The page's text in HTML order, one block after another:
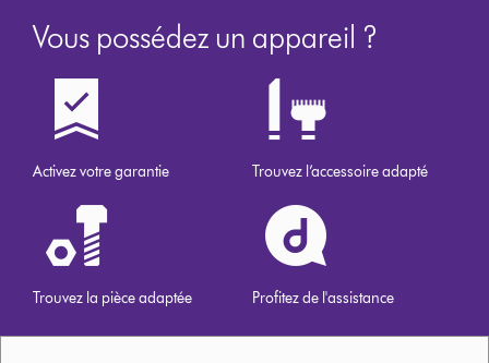
Vous possédez un appareil ?
Activez votre garantie Trouvez l’accessoire adapté
Trouvez la pièce adaptée Profitez de l'assistance